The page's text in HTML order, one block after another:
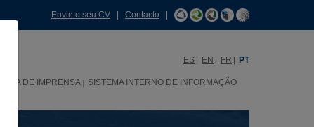
Envie o seu CV Contacto
ES EN FR PT
SALA DE IMPRENSA SISTEMA INTERNO DE INFORMAÇÃO